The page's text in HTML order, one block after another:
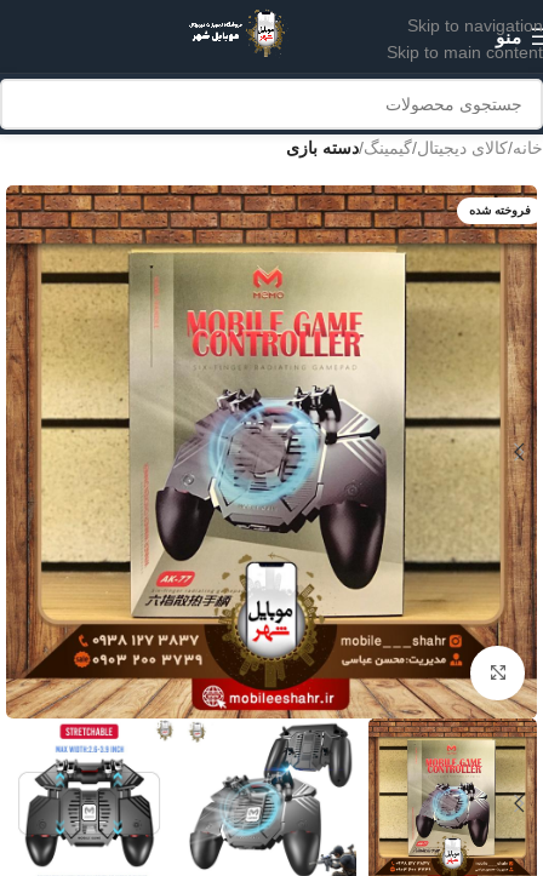
Skip to navigation
Skip to main content
منو
خانه کالای دیجیتال گیمینگ دسته بازی
فروخته شده
برای بزرگنمایی کلیک کنید